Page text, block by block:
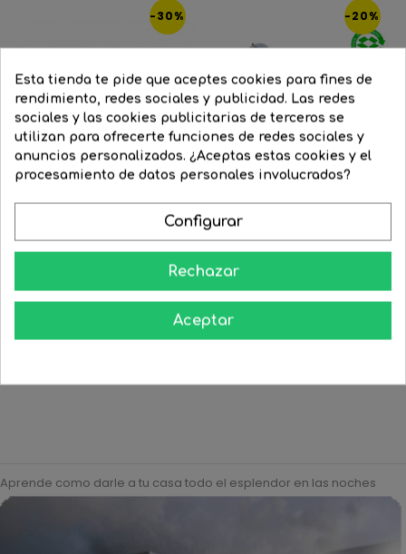
-30%
Tubo LED 18W T8 120cms
-20%
Precio
28,74 € Precio
23,03 €
 
Aprende como darle a tu casa todo el esplendor en las noches
Esta tienda te pide que aceptes cookies para fines de
rendimiento, redes sociales y publicidad. Las redes
sociales y las cookies publicitarias de terceros se
utilizan para ofrecerte funciones de redes sociales y
anuncios personalizados. ¿Aceptas estas cookies y el
procesamiento de datos personales involucrados?
Configurar
Rechazar
Aceptar